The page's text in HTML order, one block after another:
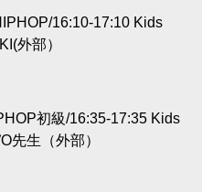
16:10-17:10 Kids
外部）
初級/16:35-17:35 Kids
先生（外部）